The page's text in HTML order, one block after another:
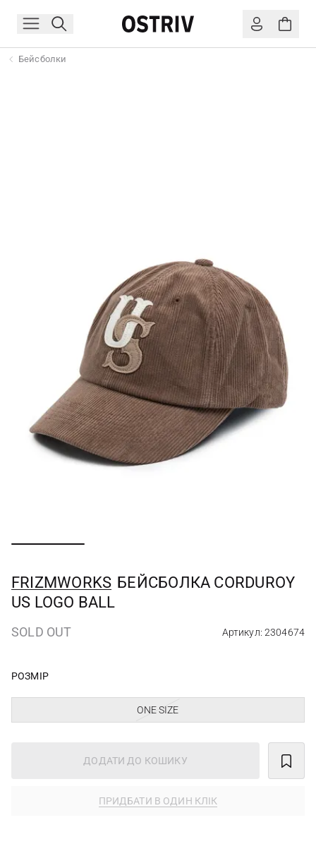
Бейсболки
FRIZMWORKS БЕЙСБОЛКА CORDUROY
US LOGO BALL
SOLD OUT Артикул: 2304674
РОЗМІР
ONE SIZE
ДОДАТИ ДО КОШИКУ
ПРИДБАТИ В ОДИН КЛІК